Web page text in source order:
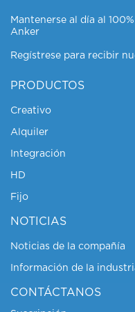
Mantenerse al día al
Anker
Regístrese para recibir
PRODUCTOS
Creativo
Alquiler
Integración
HD
Fijo
NOTICIAS
Noticias de la compañía
Información de la
CONTÁCTANOS